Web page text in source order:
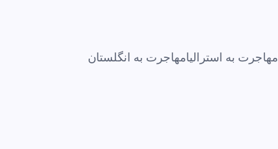
مهاجرت به استرالیامهاجرت به انگلستان